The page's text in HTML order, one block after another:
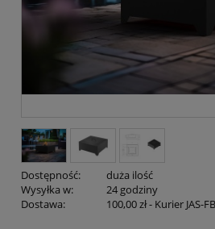
Dostępność:
duża ilość
Wysyłka w:
24 godziny
Dostawa:
100,00 zł- Kurier JAS-
Cena nie zawiera ewentualnych